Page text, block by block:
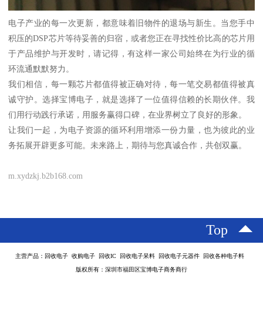
电子产业的每一次更新，都意味着旧物件的退场与新生。当您手中
积压的DSP芯片等待妥善的归宿，或者您正在寻找性价比高的芯片用
于产品维护与开发时，请记得，有这样一家公司始终在为行业的循
环流通默默努力。
我们相信，每一颗芯片都值得被正确对待，每一笔交易都值得被真
诚守护。选择宝博电子，就是选择了一位值得信赖的长期伙伴。我
们用行动践行承诺，用服务赢得口碑，在业界树立了良好的形象。
让我们一起，为电子资源的循环利用增添一份力量，也为彼此的业
务拓展开辟更多可能。未来路上，期待与您真诚合作，共创双赢。
m.xydzkj.b2b168.com
Top
主营产品：回收电子 收购电子 回收IC 回收电子呆料 回收电子元器件 回收各种电子料
版权所有：深圳市福田区宝博电子商务商行